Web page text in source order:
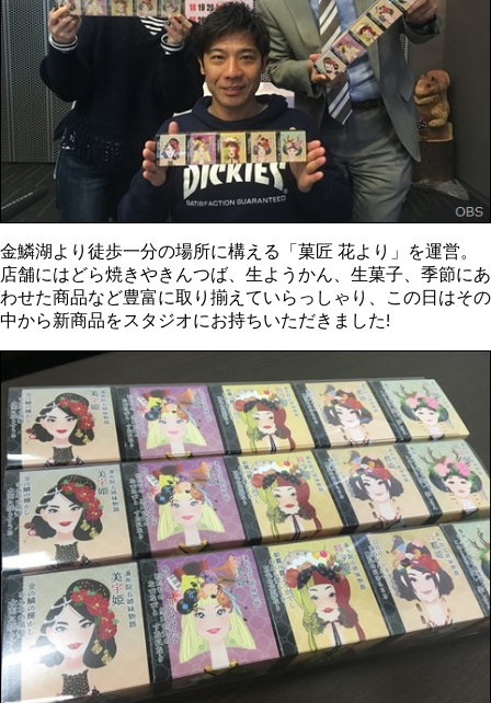
金鱗湖より徒歩一分の場所に構える「菓匠 花より」を運営。
店舗にはどら焼きやきんつば、生ようかん、生菓子、季節にあ
わせた商品など豊富に取り揃えていらっしゃり、この日はその
中から新商品をスタジオにお持ちいただきました!